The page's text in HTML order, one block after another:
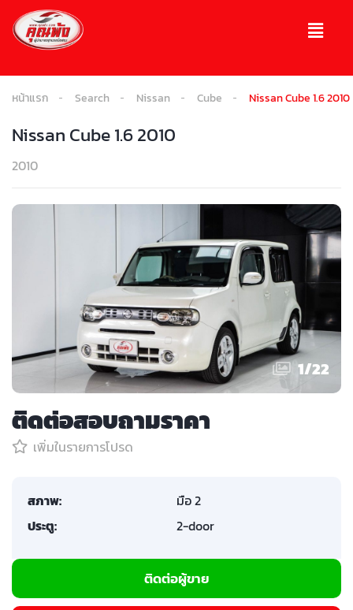
หน้าแรก Search Nissan Cube Nissan Cube 1.6 2010
Nissan Cube 1.6 2010
2010
1/22
ติดต่อสอบถามราคา
เพิ่มในรายการโปรด
สภาพ:
มือ 2
ประตู:
2-door
ติดต่อผู้ขาย